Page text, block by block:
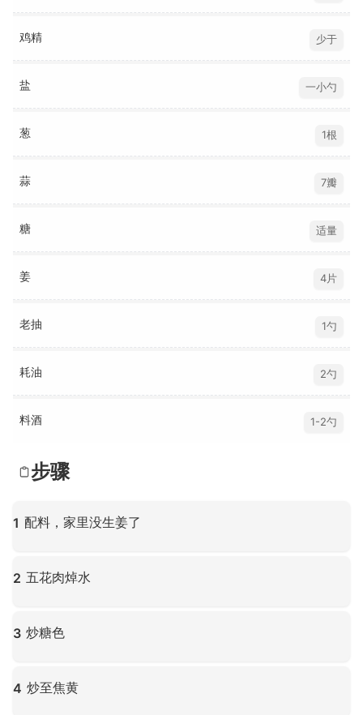
鸡精 少于
盐 一小勺
葱 1根
蒜 7瓣
糖 适量
姜 4片
老抽 1勺
耗油 2勺
料酒 1-2勺
步骤
1 配料，家里没生姜了
2 五花肉焯水
3 炒糖色
4 炒至焦黄